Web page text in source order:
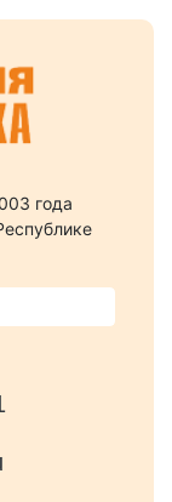
года